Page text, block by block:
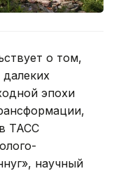
о том,
эпохи
ТАСС
научный